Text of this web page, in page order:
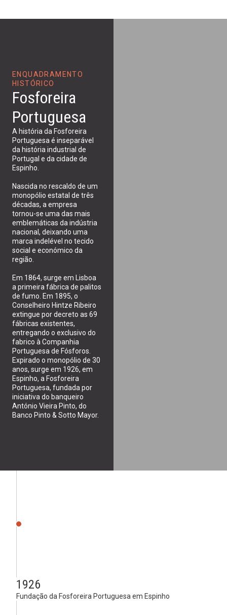
ENQUADRAMENTO
HISTÓRICO
Fosforeira
Portuguesa
A história da Fosforeira
Portuguesa é inseparável
da história industrial de
Portugal e da cidade de
Espinho.
Nascida no rescaldo de um
monopólio estatal de três
décadas, a empresa
tornou-se uma das mais
emblemáticas da indústria
nacional, deixando uma
marca indelével no tecido
social e económico da
região.
Em 1864, surge em Lisboa
a primeira fábrica de palitos
de fumo. Em 1895, o
Conselheiro Hintze Ribeiro
extingue por decreto as 69
fábricas existentes,
entregando o exclusivo do
fabrico à Companhia
Portuguesa de Fósforos.
Expirado o monopólio de 30
anos, surge em 1926, em
Espinho, a Fosforeira
Portuguesa, fundada por
iniciativa do banqueiro
António Vieira Pinto, do
Banco Pinto & Sotto Mayor.
1926
Fundação da Fosforeira Portuguesa em Espinho